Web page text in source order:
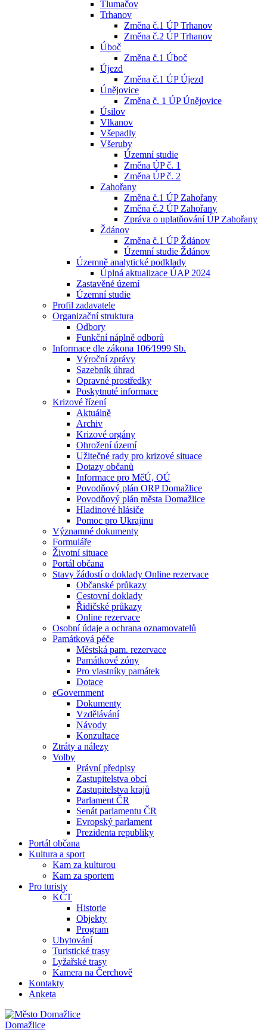
Tlumačov
Trhanov
Změna č.1 ÚP Trhanov
Změna č.2 ÚP Trhanov
Úboč
Změna č.1 Úboč
Újezd
Změna č.1 ÚP Újezd
Únějovice
Změna č. 1 ÚP Únějovice
Úsilov
Vlkanov
Všepadly
Všeruby
Územní studie
Změna ÚP č. 1
Změna ÚP č. 2
Zahořany
Změna č.1 ÚP Zahořany
Změna č.2 ÚP Zahořany
Zpráva o uplatňování ÚP Zahořany
Ždánov
Změna č.1 ÚP Ždánov
Územní studie Ždánov
Územně analytické podklady
Úplná aktualizace ÚAP 2024
Zastavěné území
Územní studie
Profil zadavatele
Organizační struktura
Odbory
Funkční náplně odborů
Informace dle zákona 106⁄1999 Sb.
Výroční zprávy
Sazebník úhrad
Opravné prostředky
Poskytnuté informace
Krizové řízení
Aktuálně
Archiv
Krizové orgány
Ohrožení území
Užitečné rady pro krizové situace
Dotazy občanů
Informace pro MěÚ, OÚ
Povodňový plán ORP Domažlice
Povodňový plán města Domažlice
Hladinové hlásiče
Pomoc pro Ukrajinu
Významné dokumenty
Formuláře
Životní situace
Portál občana
Stavy žádostí o doklady Online rezervace
Občanské průkazy
Cestovní doklady
Řidičské průkazy
Online rezervace
Osobní údaje a ochrana oznamovatelů
Památková péče
Městská pam. rezervace
Památkové zóny
Pro vlastníky památek
Dotace
eGovernment
Dokumenty
Vzdělávání
Návody
Konzultace
Ztráty a nálezy
Volby
Právní předpisy
Zastupitelstva obcí
Zastupitelstva krajů
Parlament ČR
Senát parlamentu ČR
Evropský parlament
Prezidenta republiky
Portál občana
Kultura a sport
Kam za kulturou
Kam za sportem
Pro turisty
KČT
Historie
Objekty
Program
Ubytování
Turistické trasy
Lyžařské trasy
Kamera na Čerchově
Kontakty
Anketa
Domažlice